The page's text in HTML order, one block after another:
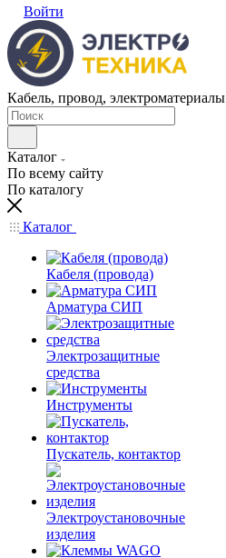
Войти
Кабель, провод, электроматериалы
Каталог
По всему сайту
По каталогу
Каталог
Кабеля (провода)
Арматура СИП
Электрозащитные
средства
Инструменты
Пускатель, контактор
Электроустановочные
изделия